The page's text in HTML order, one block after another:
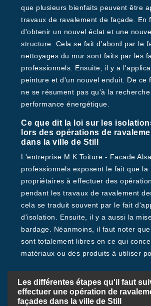
que plusieurs bienfaits peuvent être
travaux de ravalement de façade. En
d'obtenir un nouvel éclat et une
structure. Cela se fait d'abord par le
nettoyages du mur sont faits par les
professionnels. Ensuite, il y a
peinture et d'un nouvel enduit. De ce
ne se résument pas qu'à la
performance énergétique.
Ce que dit la loi sur les
lors des opérations de
dans la ville de Still
L'entreprise M.K Toiture - Facade
professionnels exposent le fait que la
propriétaires à effectuer des
pendant les travaux de ravalement
cela se traduit souvent par le fait
d'isolation. Ensuite, il y a aussi la
bardage. Néanmoins, il faut noter
sont totalement libres en ce qui
matériaux ou des produits à utiliser
Les différentes étapes qu'il faut
effectuer une opération de
façades dans la ville de Still